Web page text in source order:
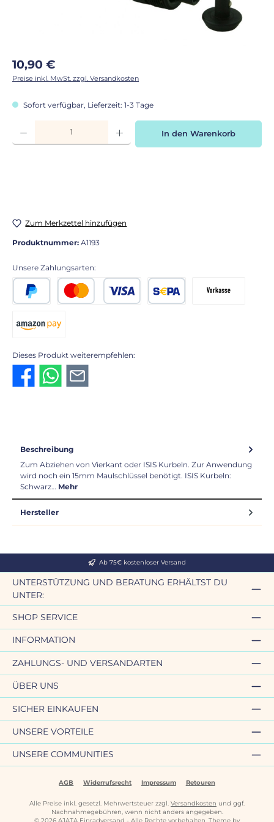
Regulärer Preis:
10,90 €
Preise inkl. MwSt. zzgl. Versandkosten
Sofort verfügbar, Lieferzeit: 1-3 Tage
Produkt Anzahl: Gib den gewünschten Wert ein oder benutze die
In den Warenkorb
Zum Merkzettel hinzufügen
Produktnummer: A1193
Unsere Zahlungsarten:
Dieses Produkt weiterempfehlen:
Beschreibung
Zum Abziehen von Vierkant oder ISIS Kurbeln. Zur Anwendung
wird noch ein 15mm Maulschlüssel benötigt. ISIS Kurbeln:
Schwarz… Mehr
Hersteller
Ab 75€ kostenloser Versand
UNTERSTÜTZUNG UND BERATUNG ERHÄLTST DU
UNTER:
SHOP SERVICE
INFORMATION
ZAHLUNGS- UND VERSANDARTEN
ÜBER UNS
SICHER EINKAUFEN
UNSERE VORTEILE
UNSERE COMMUNITIES
AGB Widerrufsrecht Impressum Retouren
Alle Preise inkl. gesetzl. Mehrwertsteuer zzgl. Versandkosten und ggf.
Nachnahmegebühren, wenn nicht anders angegeben.
© 2026 AJATA Einradversand - Alle Rechte vorbehalten. Theme by